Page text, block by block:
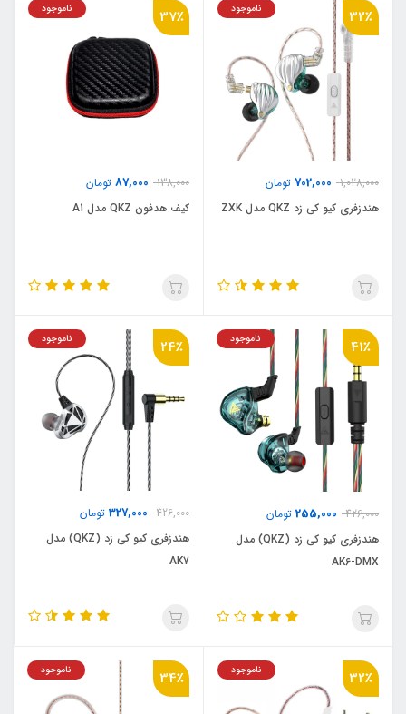
32٪
1,028,000
702,000 تومان
ناموجود
هندزفری کیو کی زد QKZ مدل ZXK
37٪
138,000
87,000 تومان
ناموجود
کیف هدفون QKZ مدل A1
41٪
426,000
255,000 تومان
ناموجود
هندزفری کیو کی زد (QKZ) مدل
AK6-DMX
24٪
426,000
327,000 تومان
ناموجود
هندزفری کیو کی زد (QKZ) مدل
AK7
32٪ ناموجود 34٪ ناموجود